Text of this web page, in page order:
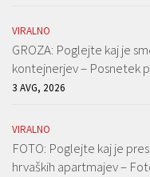
VIRALNO
GROZA: Poglejte kaj je
kontejnerjev – Posnetek
3 AVG, 2026
VIRALNO
FOTO: Poglejte kaj je
hrvaških apartmajev –